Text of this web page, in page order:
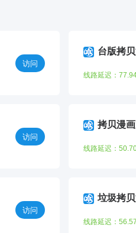
访问
台版拷
线路延迟：
访问
拷贝漫
线路延迟：
访问
垃圾拷
线路延迟：